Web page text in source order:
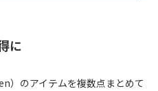
に
）のアイテムを複数点まとめて